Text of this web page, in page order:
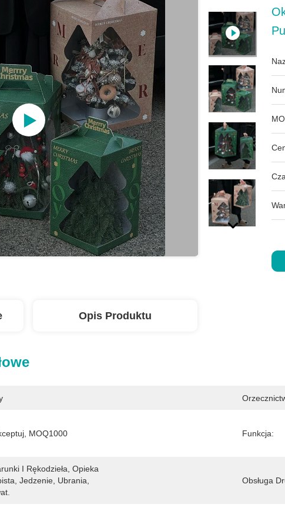
Opis Produktu
MOQ1000 Funkcja:
I Rękodzieła, Opieka
Jedzenie, Ubrania,
Obsługa